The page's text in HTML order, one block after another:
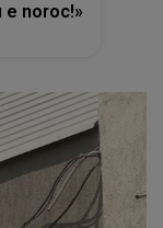
e noroc!»